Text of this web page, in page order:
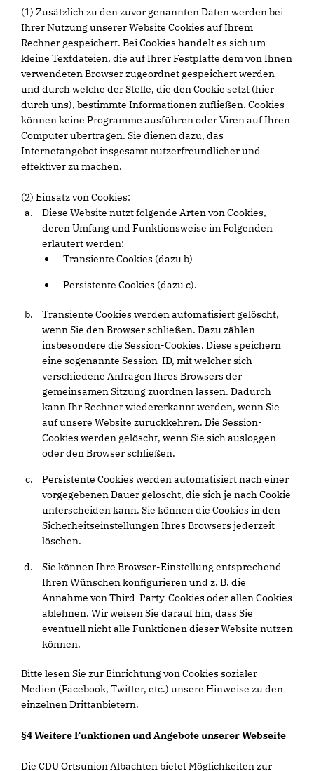
(1) Zusätzlich zu den zuvor genannten Daten werden bei
Ihrer Nutzung unserer Website Cookies auf Ihrem
Rechner gespeichert. Bei Cookies handelt es sich um
kleine Textdateien, die auf Ihrer Festplatte dem von Ihnen
verwendeten Browser zugeordnet gespeichert werden
und durch welche der Stelle, die den Cookie setzt (hier
durch uns), bestimmte Informationen zufließen. Cookies
können keine Programme ausführen oder Viren auf Ihren
Computer übertragen. Sie dienen dazu, das
Internetangebot insgesamt nutzerfreundlicher und
effektiver zu machen.
(2) Einsatz von Cookies:
Diese Website nutzt folgende Arten von Cookies,
deren Umfang und Funktionsweise im Folgenden
erläutert werden:
Transiente Cookies (dazu b)
Persistente Cookies (dazu c).
Transiente Cookies werden automatisiert gelöscht,
wenn Sie den Browser schließen. Dazu zählen
insbesondere die Session-Cookies. Diese speichern
eine sogenannte Session-ID, mit welcher sich
verschiedene Anfragen Ihres Browsers der
gemeinsamen Sitzung zuordnen lassen. Dadurch
kann Ihr Rechner wiedererkannt werden, wenn Sie
auf unsere Website zurückkehren. Die Session-
Cookies werden gelöscht, wenn Sie sich ausloggen
oder den Browser schließen.
Persistente Cookies werden automatisiert nach einer
vorgegebenen Dauer gelöscht, die sich je nach Cookie
unterscheiden kann. Sie können die Cookies in den
Sicherheitseinstellungen Ihres Browsers jederzeit
löschen.
Sie können Ihre Browser-Einstellung entsprechend
Ihren Wünschen konfigurieren und z. B. die
Annahme von Third-Party-Cookies oder allen Cookies
ablehnen. Wir weisen Sie darauf hin, dass Sie
eventuell nicht alle Funktionen dieser Website nutzen
können.
Bitte lesen Sie zur Einrichtung von Cookies sozialer
Medien (Facebook, Twitter, etc.) unsere Hinweise zu den
einzelnen Drittanbietern.
§4 Weitere Funktionen und Angebote unserer Webseite
Die CDU Ortsunion Albachten bietet Möglichkeiten zur